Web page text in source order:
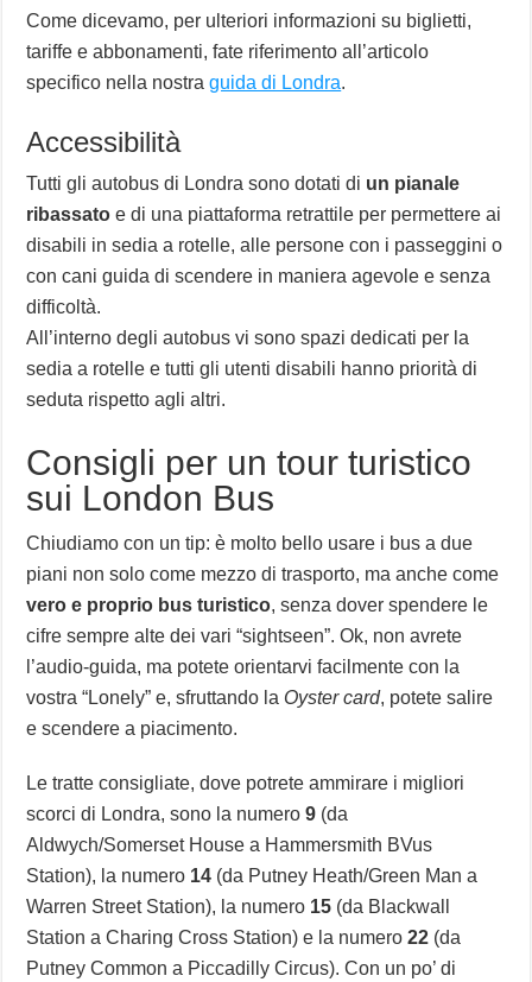
Come dicevamo, per ulteriori informazioni su biglietti,
tariffe e abbonamenti, fate riferimento all’articolo
specifico nella nostraguida di Londra.
Accessibilità
Tutti gli autobus di Londra sono dotati di un pianale
ribassato e di una piattaforma retrattile per permettere ai
disabili in sedia a rotelle, alle persone con i passeggini o
con cani guida di scendere in maniera agevole e senza
difficoltà.
All’interno degli autobus vi sono spazi dedicati per la
sedia a rotelle e tutti gli utenti disabili hanno priorità di
seduta rispetto agli altri.
Consigli per un tour turistico
sui London Bus
Chiudiamo con un tip: è molto bello usare i bus a due
piani non solo come mezzo di trasporto, ma anche come
vero e proprio bus turistico, senza dover spendere le
cifre sempre alte dei vari “sightseen”. Ok, non avrete
l’audio-guida, ma potete orientarvi facilmente con la
vostra “Lonely” e, sfruttando la Oyster card, potete salire
e scendere a piacimento.
Le tratte consigliate, dove potrete ammirare i migliori
scorci di Londra, sono la numero9 (da
Aldwych/Somerset House a Hammersmith BVus
Station), la numero 14 (da Putney Heath/Green Man a
Warren Street Station), la numero 15 (da Blackwall
Station a Charing Cross Station) e la numero22 (da
Putney Common a Piccadilly Circus). Con un po’ di